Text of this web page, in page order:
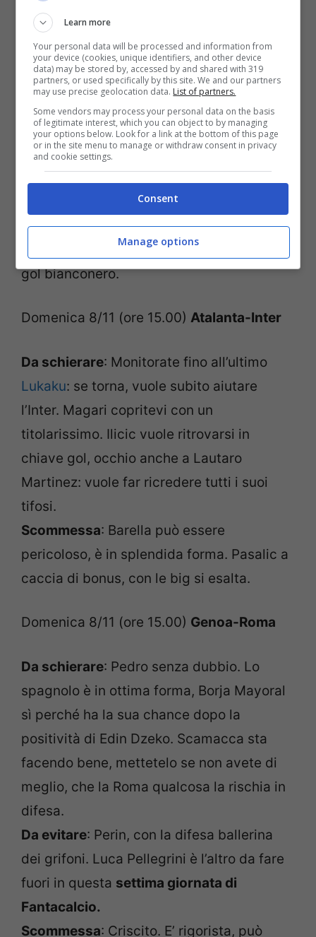
Da schierare
schierato anche in match complicati.
Dall’altra parte monitorate la situazione di
Immobile. Morata non si può tenere fuori in
questo momento, Kulusevski può far male.
Da evitare: i portieri. Magari anche Acerbi,
fuori per questa giornata.
Scommessa: Milinkovic-Savic sa come far
male alla Juve, Chiesa a caccia del primo
gol bianconero.
Domenica 8/11 (ore 15.00) Atalanta-Inter
Da schierare: Monitorate fino all’ultimo
Lukaku: se torna, vuole subito aiutare
l’Inter. Magari copritevi con un
titolarissimo. Ilicic vuole ritrovarsi in
chiave gol, occhio anche a Lautaro
Martinez: vuole far ricredere tutti i suoi
tifosi.
Scommessa: Barella può essere
pericoloso, è in splendida forma. Pasalic a
caccia di bonus, con le big si esalta.
Domenica 8/11 (ore 15.00) Genoa-Roma
Da schierare: Pedro senza dubbio. Lo
spagnolo è in ottima forma, Borja Mayoral
sì perché ha la sua chance dopo la
positività di Edin Dzeko. Scamacca sta
facendo bene, mettetelo se non avete di
meglio, che la Roma qualcosa la rischia in
difesa.
Da evitare: Perin, con la difesa ballerina
dei grifoni. Luca Pellegrini è l’altro da fare
fuori in questa settima giornata di
Fantacalcio.
Scommessa: Criscito. E’ rigorista, può
Learn more
Your personal data will be processed and information from
your device (cookies, unique identifiers, and other device
data) may be stored by, accessed by and shared with 319
partners, or used specifically by this site. We and our partners
may use precise geolocation data. List of partners.
Some vendors may process your personal data on the basis
of legitimate interest, which you can object to by managing
your options below. Look for a link at the bottom of this page
or in the site menu to manage or withdraw consent in privacy
and cookie settings.
Consent
Manage options